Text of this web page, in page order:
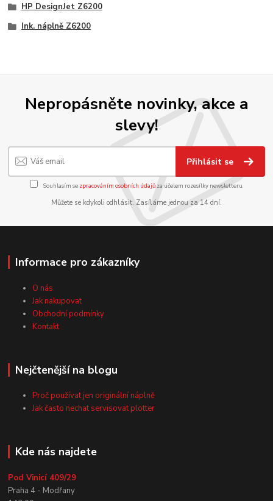
HP DesignJet Z6200
Ink. náplně Z6200
Nepropásněte novinky, akce a
slevy!
Přihlásit se
Souhlasím se zpracováním osobních údajůza účelem rozesílky newsletteru.
Můžete se kdykoli odhlásit. Zasíláme jednou za 14 dní.
Informace pro zákazníky
O nás
Jak nakupovat
Obchodní podmínky
Kontakt
Nejčtenější na blogu
Proč používat jen originální náplně
Jak často nechat servisovat plotter
Kde nás najdete
Pod Vinicí 409/29
Praha 4 - Modřany